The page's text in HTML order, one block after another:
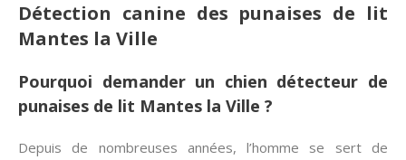
Détection canine des punaises de lit
Mantes la Ville
Pourquoi demander un chien détecteur de
punaises de lit Mantes la Ville ?
Depuis de nombreuses années, l’homme se sert de